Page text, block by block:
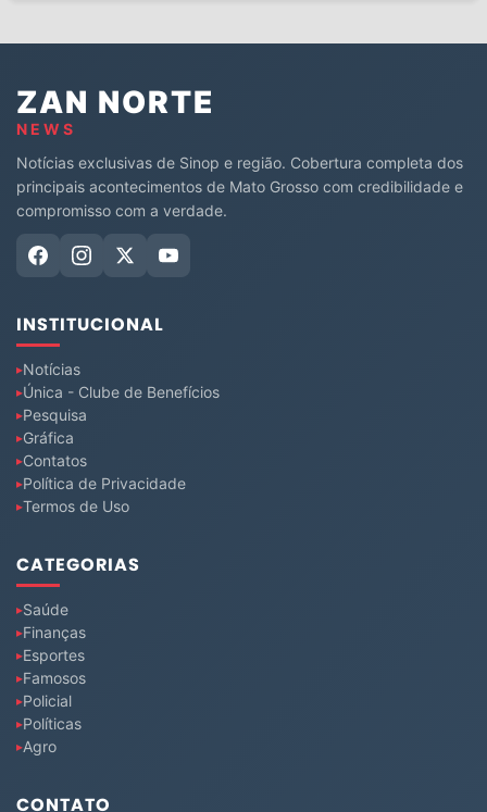
ZAN NORTE
NEWS
Notícias exclusivas de Sinop e região. Cobertura completa dos
principais acontecimentos de Mato Grosso com credibilidade e
compromisso com a verdade.
INSTITUCIONAL
Notícias
Única - Clube de Benefícios
Pesquisa
Gráfica
Contatos
Política de Privacidade
Termos de Uso
CATEGORIAS
Saúde
Finanças
Esportes
Famosos
Policial
Políticas
Agro
CONTATO